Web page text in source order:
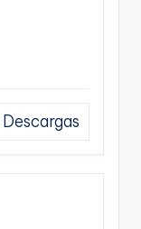
Descargas